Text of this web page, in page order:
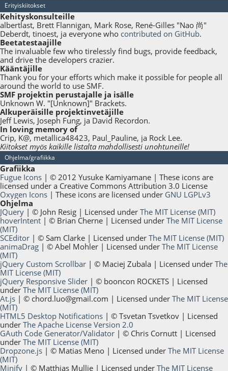
Erityiskiitokset
Kehityskonsulteille
albertlast, Brett Flannigan, Mark Rose, René-Gilles "Nao 尚"
Deberdt, tinoest, ja everyone who contributed on GitHub.
Beetatestaajille
The invaluable few who tirelessly find bugs, provide feedback,
and drive the developers crazier.
Kääntäjille
Thank you for your efforts which make it possible for people all
around the world to use SMF.
SMF projektin perustajalle ja isälle
Unknown W. "[Unknown]" Brackets.
Alkuperäisille projektinvetäjille
Jeff Lewis, Joseph Fung, ja David Recordon.
In loving memory of
Crip, K@, metallica48423, Paul_Pauline, ja Rock Lee.
Kiitokset myös kaikille listalta mahdollisesti unohtuneille!
Ohjelma/grafiikka
Grafiikka
Fugue Icons | © 2012 Yusuke Kamiyamane | These icons are
licensed under a Creative Commons Attribution 3.0 License
Oxygen Icons | These icons are licensed under GNU LGPLv3
Ohjelma
JQuery | © John Resig | Licensed under The MIT License (MIT)
hoverIntent | © Brian Cherne | Licensed under The MIT License
(MIT)
SCEditor | © Sam Clarke | Licensed under The MIT License (MIT)
animaDrag | © Abel Mohler | Licensed under The MIT License
(MIT)
jQuery Custom Scrollbar | © Maciej Zubala | Licensed under The
MIT License (MIT)
jQuery Responsive Slider | © booncon ROCKETS | Licensed
under The MIT License (MIT)
At.js | © chord.luo@gmail.com | Licensed under The MIT License
(MIT)
HTML5 Desktop Notifications | © Tsvetan Tsvetkov | Licensed
under The Apache License Version 2.0
GAuth Code Generator/Validator | © Chris Cornutt | Licensed
under The MIT License (MIT)
Dropzone.js | © Matias Meno | Licensed under The MIT License
(MIT)
Minify | © Matthias Mullie | Licensed under The MIT License